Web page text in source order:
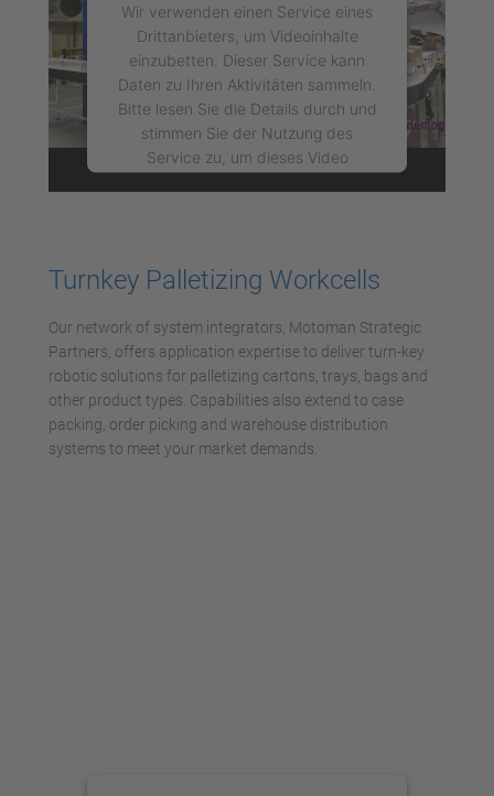
Wir verwenden einen Service eines
Drittanbieters, um Videoinhalte
einzubetten. Dieser Service kann
Daten zu Ihren Aktivitäten sammeln.
Bitte lesen Sie die Details durch und
stimmen Sie der Nutzung des
Service zu, um dieses Video
Akzeptieren
powered by Usercentrics Consent
Management Platform
Turnkey Palletizing Workcells
Our network of system integrators, Motoman Strategic
Partners, offers application expertise to deliver turn-key
robotic solutions for palletizing cartons, trays, bags and
other product types. Capabilities also extend to case
packing, order picking and warehouse distribution
systems to meet your market demands.